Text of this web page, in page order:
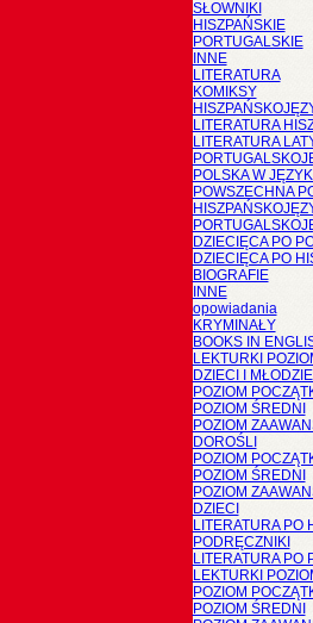
SŁOWNIKI
HISZPAŃSKIE
PORTUGALSKIE
INNE
LITERATURA
KOMIKSY
LITERATURA
LITERATURA
POLSKA W
POWSZECHNA
DZIECIĘCA PO
DZIECIĘCA PO
BIOGRAFIE
INNE
opowiadania
KRYMINAŁY
BOOKS IN
LEKTURKI
DZIECI I
POZIOM
POZIOM ŚREDNI
POZIOM
DOROŚLI
POZIOM
POZIOM ŚREDNI
POZIOM
DZIECI
LITERATURA PO
PODRĘCZNIKI
LITERATURA PO
LEKTURKI
POZIOM
POZIOM ŚREDNI